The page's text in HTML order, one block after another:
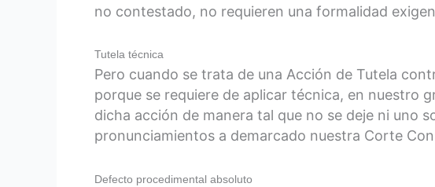
no contestado, no requieren una formalidad
Tutela técnica
Pero cuando se trata de una Acción de Tutela
porque se requiere de aplicar técnica, en nuestro
dicha acción de manera tal que no se deje ni uno
pronunciamientos a demarcado nuestra Corte
Defecto procedimental absoluto